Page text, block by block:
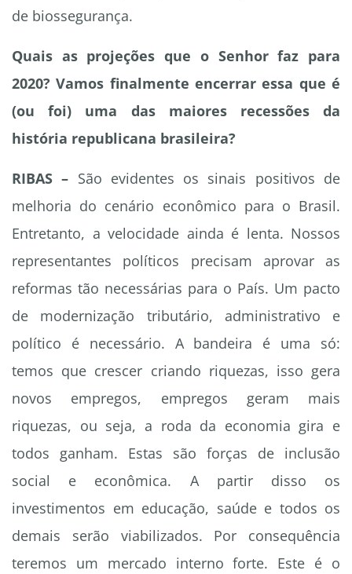
de biossegurança.
Quais as projeções que o Senhor faz para
2020? Vamos finalmente encerrar essa que é
(ou foi) uma das maiores recessões da
história republicana brasileira?
RIBAS – São evidentes os sinais positivos de
melhoria do cenário econômico para o Brasil.
Entretanto, a velocidade ainda é lenta. Nossos
representantes políticos precisam aprovar as
reformas tão necessárias para o País. Um pacto
de modernização tributário, administrativo e
político é necessário. A bandeira é uma só:
temos que crescer criando riquezas, isso gera
novos empregos, empregos geram mais
riquezas, ou seja, a roda da economia gira e
todos ganham. Estas são forças de inclusão
social e econômica. A partir disso os
investimentos em educação, saúde e todos os
demais serão viabilizados. Por consequência
teremos um mercado interno forte. Este é o